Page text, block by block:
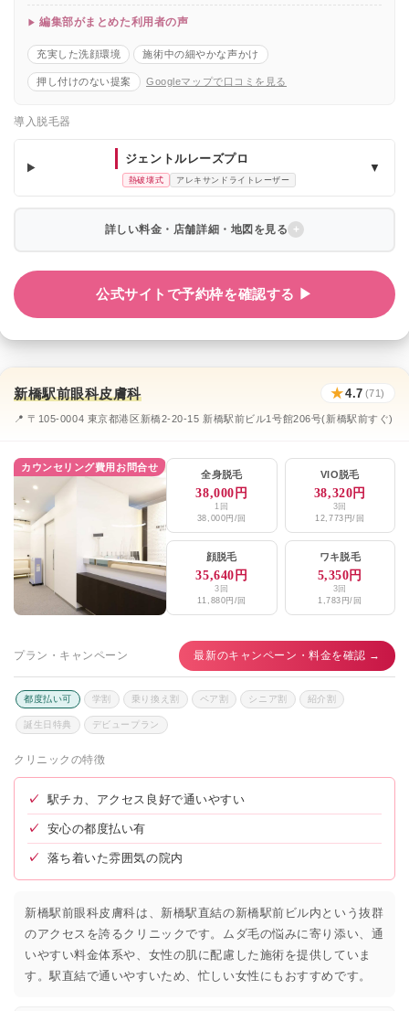
編集部がまとめた利用者の声
充実した洗顔環境 施術中の細やかな声かけ
押し付けのない提案 Googleマップで口コミを見る
導入脱毛器
ジェントルレーズプロ
熱破壊式 アレキサンドライトレーザー
▼
詳しい料金・店舗詳細・地図を見る
公式サイトで予約枠を確認する ▶
新橋駅前眼科皮膚科 ★4.7 (71)
📍 〒105-0004 東京都港区新橋2-20-15 新橋駅前ビル1号館206号(新橋駅前すぐ)
カウンセリング費用お問合せ
全身脱毛
38,000円
1回
38,000円/回
VIO脱毛
38,320円
3回
12,773円/回
顔脱毛
35,640円
3回
11,880円/回
ワキ脱毛
5,350円
3回
1,783円/回
プラン・キャンペーン 最新のキャンペーン・料金を確認 →
都度払い可 学割 乗り換え割 ペア割 シニア割 紹介割
誕生日特典 デビュープラン
クリニックの特徴
✓ 駅チカ、アクセス良好で通いやすい
✓ 安心の都度払い有
✓ 落ち着いた雰囲気の院内
新橋駅前眼科皮膚科は、新橋駅直結の新橋駅前ビル内という抜群
のアクセスを誇るクリニックです。ムダ毛の悩みに寄り添い、通
いやすい料金体系や、女性の肌に配慮した施術を提供していま
す。駅直結で通いやすいため、忙しい女性にもおすすめです。